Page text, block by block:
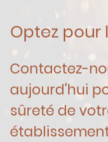
Optez pour
Contactez-
aujourd'hui
sûreté de